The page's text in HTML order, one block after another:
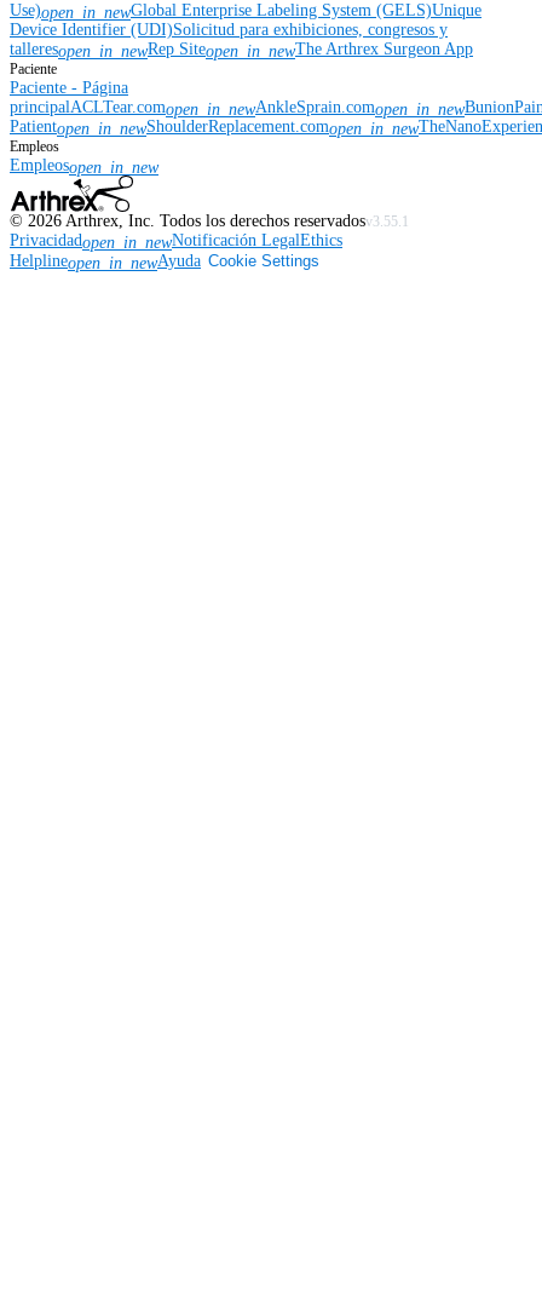
Use)open_in_newGlobal Enterprise Labeling System (GELS)Unique
Device Identifier (UDI)Solicitud para exhibiciones, congresos y
talleresopen_in_newRep Siteopen_in_newThe Arthrex Surgeon App
Paciente
Paciente - Página
principal ACLTear.comopen_in_newAnkleSprain.comopen_in_new
Patientopen_in_newShoulderReplacement.comopen_in_new
Empleos
Empleosopen_in_new
© 2026 Arthrex, Inc. Todos los derechos reservadosv3.55.1
Privacidadopen_in_newNotificación LegalEthics
Helplineopen_in_newAyuda Cookie Settings